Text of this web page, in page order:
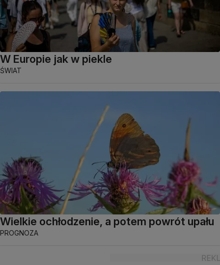
W Europie jak w piekle
ŚWIAT
Wielkie ochłodzenie, a potem powrót upału
PROGNOZA